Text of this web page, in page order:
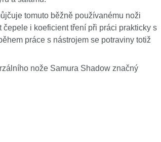
tomuto běžně používanému noži
i koeficient tření při práci prakticky s
práce s nástrojem se potraviny totiž
nože Samura Shadow značný